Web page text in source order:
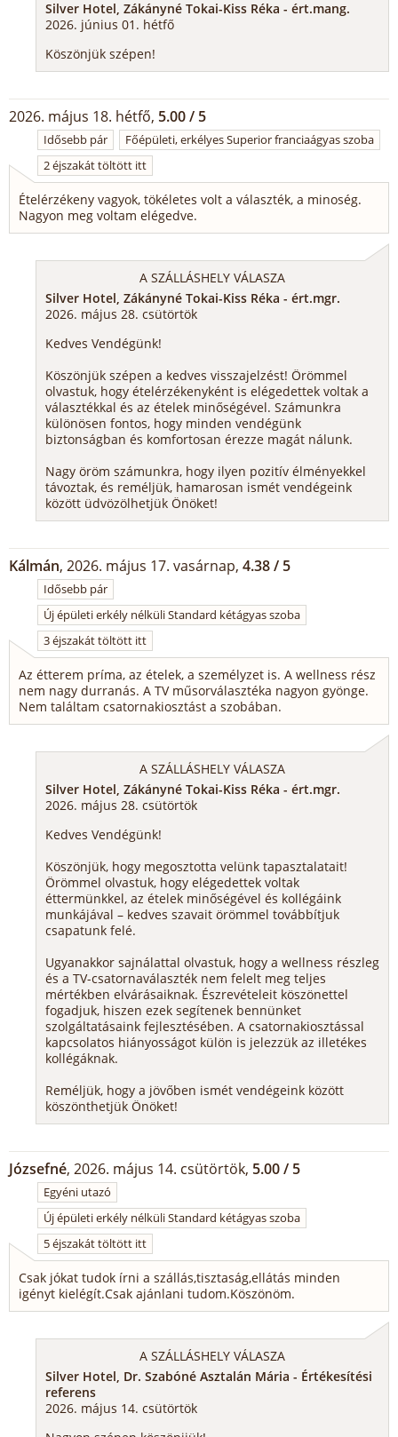
Silver Hotel, Zákányné Tokai-Kiss Réka - ért.mang.
2026. június 01. hétfő
Köszönjük szépen!
2026. május 18. hétfő, 5.00 / 5
Idősebb pár
Főépületi, erkélyes Superior franciaágyas szoba
2 éjszakát töltött itt
Ételérzékeny vagyok, tökéletes volt a választék, a minoség.
Nagyon meg voltam elégedve.
A SZÁLLÁSHELY VÁLASZA
Silver Hotel, Zákányné Tokai-Kiss Réka - ért.mgr.
2026. május 28. csütörtök
Kedves Vendégünk!
Köszönjük szépen a kedves visszajelzést! Örömmel
olvastuk, hogy ételérzékenyként is elégedettek voltak a
választékkal és az ételek minőségével. Számunkra
különösen fontos, hogy minden vendégünk
biztonságban és komfortosan érezze magát nálunk.
Nagy öröm számunkra, hogy ilyen pozitív élményekkel
távoztak, és reméljük, hamarosan ismét vendégeink
között üdvözölhetjük Önöket!
Kálmán, 2026. május 17. vasárnap, 4.38 / 5
Idősebb pár
Új épületi erkély nélküli Standard kétágyas szoba
3 éjszakát töltött itt
Az étterem príma, az ételek, a személyzet is. A wellness rész
nem nagy durranás. A TV műsorválasztéka nagyon gyönge.
Nem találtam csatornakiosztást a szobában.
A SZÁLLÁSHELY VÁLASZA
Silver Hotel, Zákányné Tokai-Kiss Réka - ért.mgr.
2026. május 28. csütörtök
Kedves Vendégünk!
Köszönjük, hogy megosztotta velünk tapasztalatait!
Örömmel olvastuk, hogy elégedettek voltak
éttermünkkel, az ételek minőségével és kollégáink
munkájával – kedves szavait örömmel továbbítjuk
csapatunk felé.
Ugyanakkor sajnálattal olvastuk, hogy a wellness részleg
és a TV-csatornaválaszték nem felelt meg teljes
mértékben elvárásaiknak. Észrevételeit köszönettel
fogadjuk, hiszen ezek segítenek bennünket
szolgáltatásaink fejlesztésében. A csatornakiosztással
kapcsolatos hiányosságot külön is jelezzük az illetékes
kollégáknak.
Reméljük, hogy a jövőben ismét vendégeink között
köszönthetjük Önöket!
Józsefné, 2026. május 14. csütörtök, 5.00 / 5
Egyéni utazó
Új épületi erkély nélküli Standard kétágyas szoba
5 éjszakát töltött itt
Csak jókat tudok írni a szállás,tisztaság,ellátás minden
igényt kielégít.Csak ajánlani tudom.Köszönöm.
A SZÁLLÁSHELY VÁLASZA
Silver Hotel, Dr. Szabóné Asztalán Mária - Értékesítési
referens
2026. május 14. csütörtök